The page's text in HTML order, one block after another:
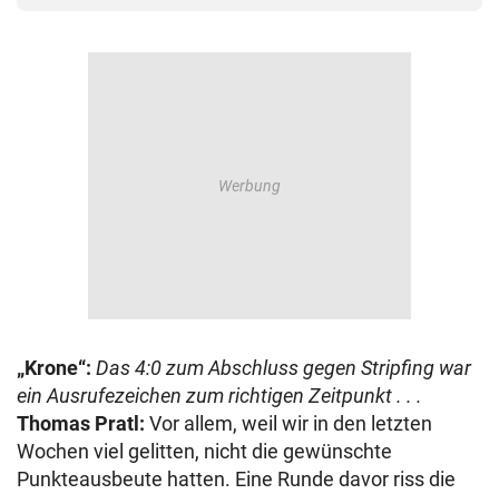
„Krone“: Das 4:0 zum Abschluss gegen Stripfing war
ein Ausrufezeichen zum richtigen Zeitpunkt . . .
Thomas Pratl: Vor allem, weil wir in den letzten
Wochen viel gelitten, nicht die gewünschte
Punkteausbeute hatten. Eine Runde davor riss die